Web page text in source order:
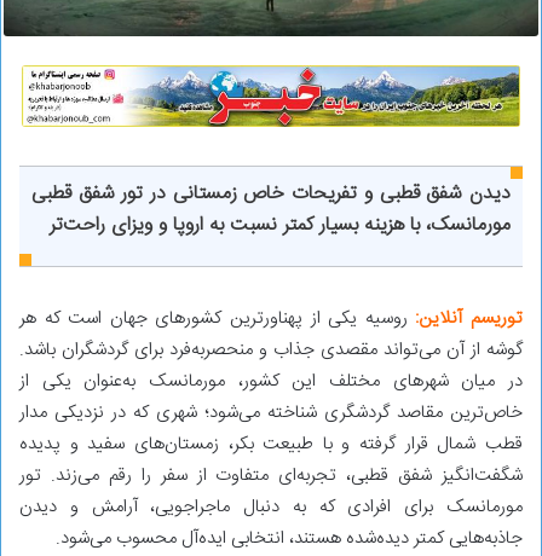
دیدن شفق قطبی و تفریحات خاص زمستانی در تور شفق قطبی
مورمانسک، با هزینه بسیار کمتر نسبت به اروپا و ویزای راحت‌تر
توریسم آنلاین: روسیه یکی از پهناورترین کشورهای جهان است که هر
گوشه از آن می‌تواند مقصدی جذاب و منحصربه‌فرد برای گردشگران باشد.
در میان شهرهای مختلف این کشور، مورمانسک به‌عنوان یکی از
خاص‌ترین مقاصد گردشگری شناخته می‌شود؛ شهری که در نزدیکی مدار
قطب شمال قرار گرفته و با طبیعت بکر، زمستان‌های سفید و پدیده
شگفت‌انگیز شفق قطبی، تجربه‌ای متفاوت از سفر را رقم می‌زند. تور
مورمانسک برای افرادی که به دنبال ماجراجویی، آرامش و دیدن
جاذبه‌هایی کمتر دیده‌شده هستند، انتخابی ایده‌آل محسوب می‌شود.